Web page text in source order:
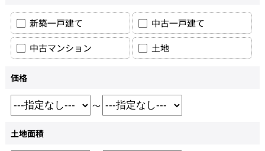
新築一戸建て
中古一戸建て
中古マンション
土地
価格
～
土地面積